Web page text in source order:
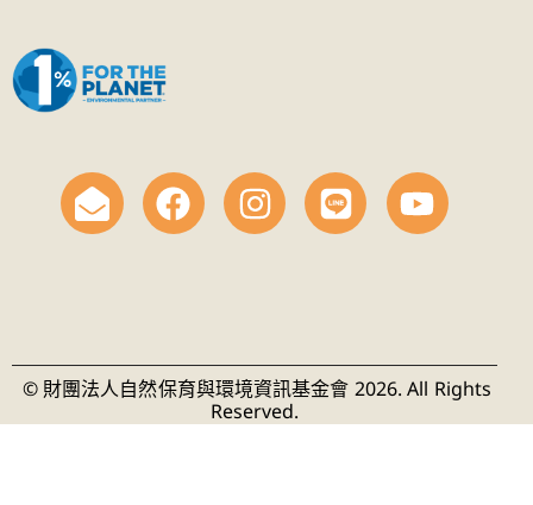
© 財團法人自然保育與環境資訊基金會 2026. All Rights
Reserved.